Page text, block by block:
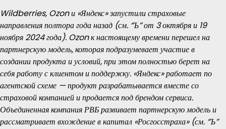
Wildberries, Ozon и «Яндекс» запустили страховые
направления полтора года назад (см. “Ъ” от 3 октября и 19
ноября 2024 года). Ozon к настоящему времени перешел на
партнерскую модель, которая подразумевает участие в
создании продукта и условий, при этом полностью берет на
себя работу с клиентом и поддержку. «Яндекс» работает по
агентской схеме — продукт разрабатывается вместе со
страховой компанией и продается под брендом сервиса.
Объединенная компания РВБ развивает партнерскую модель и
рассматривает вхождение в капитал «Росгосстраха» (см. “Ъ”